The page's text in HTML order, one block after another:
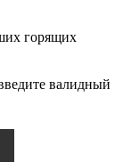
горящих
валидный